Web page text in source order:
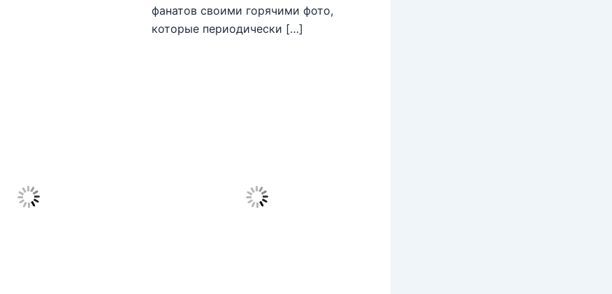
фанатов своими горячими фото,
которые периодически […]